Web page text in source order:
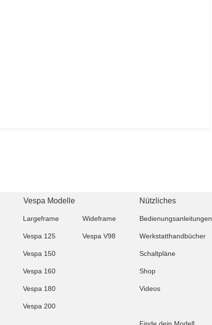
Vespa Modelle Nützliches
Largeframe Wideframe Bedienungsanleitungen
Vespa 125 Vespa V98 Werkstatthandbücher
Vespa 150 Schaltpläne
Vespa 160 Shop
Vespa 180 Videos
Vespa 200